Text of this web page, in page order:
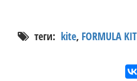
теги: kite, FORMULA